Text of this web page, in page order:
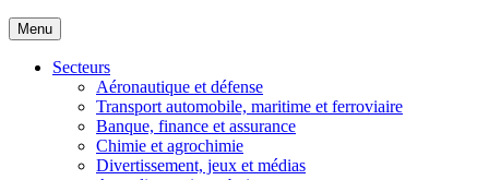
Menu
Secteurs
Aéronautique et défense
Transport automobile, maritime et ferroviaire
Banque, finance et assurance
Chimie et agrochimie
Divertissement, jeux et médias